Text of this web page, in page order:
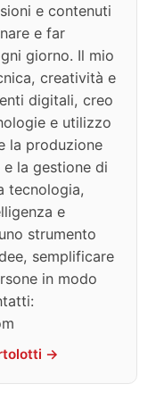
e contenuti
e far
giorno. Il mio
creatività e
digitali, creo
e utilizzo
la produzione
la gestione di
tecnologia,
e
strumento
semplificare
in modo
→